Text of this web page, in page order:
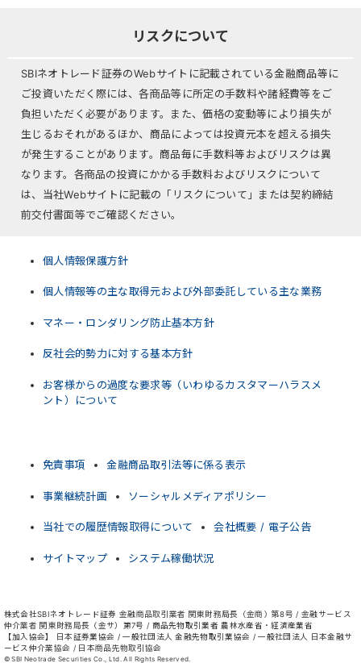
リスクについて
SBIネオトレード証券のWebサイトに記載されている金融商品等に
ご投資いただく際には、各商品等に所定の手数料や諸経費等をご
負担いただく必要があります。また、価格の変動等により損失が
生じるおそれがあるほか、商品によっては投資元本を超える損失
が発生することがあります。商品毎に手数料等およびリスクは異
なります。各商品の投資にかかる手数料およびリスクについて
は、当社Webサイトに記載の「リスクについて」または契約締結
前交付書面等でご確認ください。
個人情報保護方針
個人情報等の主な取得元および外部委託している主な業務
マネー・ロンダリング防止基本方針
反社会的勢力に対する基本方針
お客様からの過度な要求等（いわゆるカスタマーハラスメ
ント）について
免責事項 金融商品取引法等に係る表示
事業継続計画 ソーシャルメディアポリシー
当社での履歴情報取得について 会社概要 / 電子公告
サイトマップ システム稼働状況
株式会社SBIネオトレード証券 金融商品取引業者 関東財務局長（金商）第8号 / 金融サービス
仲介業者 関東財務局長（金サ）第7号 / 商品先物取引業者 農林水産省・経済産業省
【加入協会】 日本証券業協会 / 一般社団法人 金融先物取引業協会 / 一般社団法人 日本金融サ
ービス仲介業協会 / 日本商品先物取引協会
© SBI Neotrade Securities Co., Ltd. All Rights Reserved.